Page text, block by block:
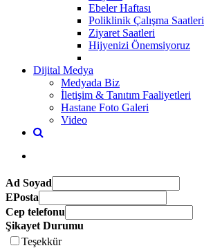
Ebeler Haftası
Poliklinik Çalışma Saatleri
Ziyaret Saatleri
Hijyenizi Önemsiyoruz
Dijital Medya
Medyada Biz
İletişim & Tanıtım Faaliyetleri
Hastane Foto Galeri
Video
Ad Soyad
EPosta
Cep telefonu
Şikayet Durumu
Teşekkür